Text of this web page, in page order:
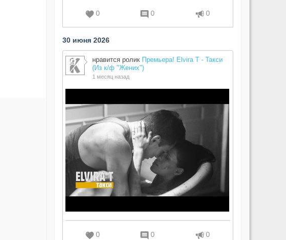
0 0 0
30 июня 2026
нравится ролик Премьера! Elvira T - Такси
(Из к/ф "Жених")
1 месяц назад
0 0 0